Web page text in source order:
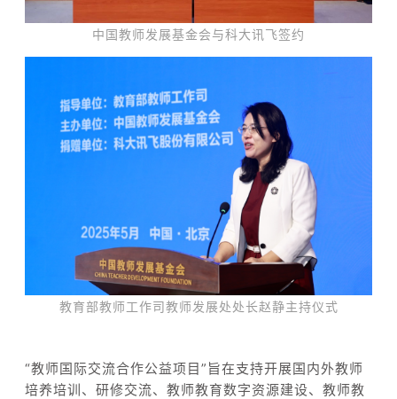
中国教师发展基金会与科大讯飞签约
教育部教师工作司教师发展处处长赵静主持仪式
“教师国际交流合作公益项目”旨在支持开展国内外教师
培养培训、研修交流、教师教育数字资源建设、教师教